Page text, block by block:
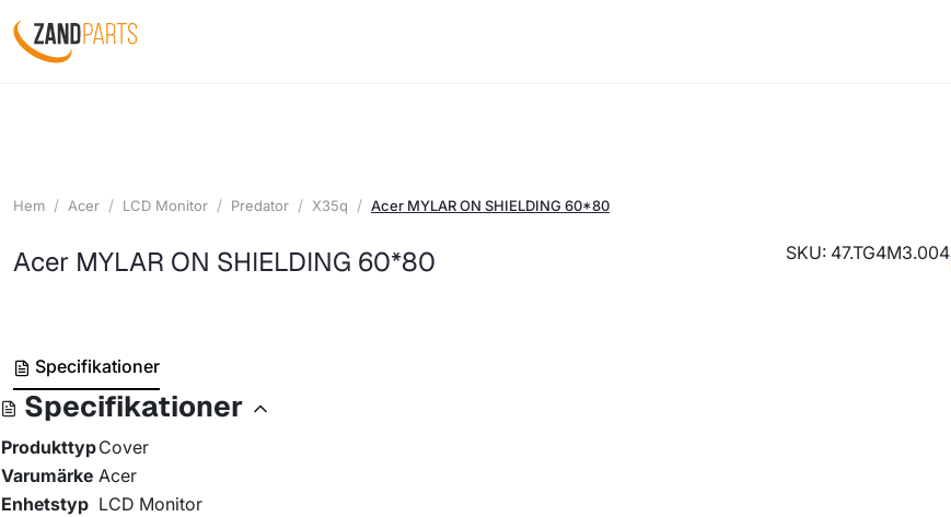
Hem Acer LCD Monitor Predator X35q Acer MYLAR ON SHIELDING 60*80
Acer MYLAR ON SHIELDING 60*80 SKU: 47.TG4M3.004
Specifikationer
Specifikationer
ProdukttypCover
Varumärke Acer
Enhetstyp LCD Monitor